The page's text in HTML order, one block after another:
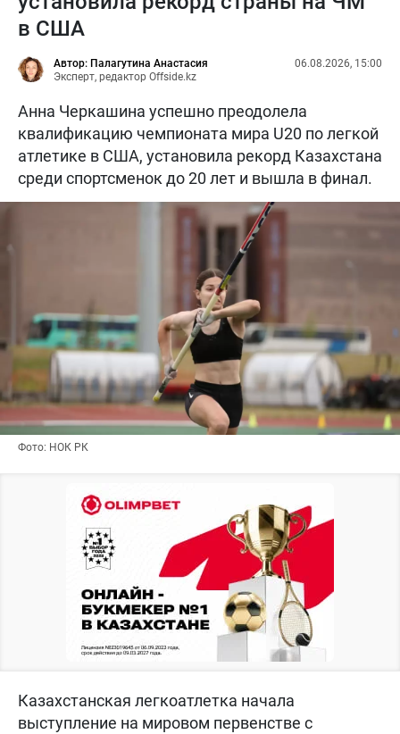
в США
Автор: Палагутина Анастасия
Эксперт, редактор Offside.kz
06.08.2026, 15:00
Анна Черкашина успешно преодолела
квалификацию чемпионата мира U20 по легкой
атлетике в США, установила рекорд Казахстана
среди спортсменок до 20 лет и вышла в финал.
Фото: НОК РК
Казахстанская легкоатлетка начала
выступление на мировом первенстве с